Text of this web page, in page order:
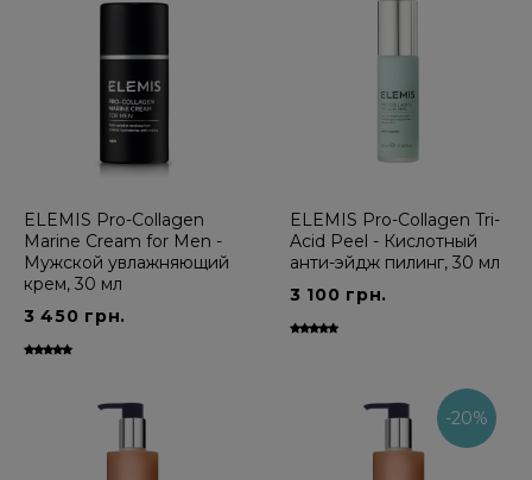
ELEMIS Pro-Collagen
Marine Cream for Men -
Мужской увлажняющий
крем, 30 мл
3 450 грн.
ELEMIS Pro-Collagen Tri-
Acid Peel - Кислотный
анти-эйдж пилинг, 30 мл
3 100 грн.
-20%